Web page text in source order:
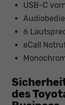
USB-C
6
eCall
des